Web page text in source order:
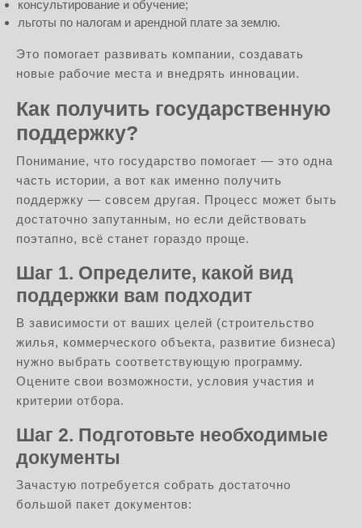
консультирование и обучение;
льготы по налогам и арендной плате за землю.
Это помогает развивать компании, создавать
новые рабочие места и внедрять инновации.
Как получить государственную
поддержку?
Понимание, что государство помогает — это одна
часть истории, а вот как именно получить
поддержку — совсем другая. Процесс может быть
достаточно запутанным, но если действовать
поэтапно, всё станет гораздо проще.
Шаг 1. Определите, какой вид
поддержки вам подходит
В зависимости от ваших целей (строительство
жилья, коммерческого объекта, развитие бизнеса)
нужно выбрать соответствующую программу.
Оцените свои возможности, условия участия и
критерии отбора.
Шаг 2. Подготовьте необходимые
документы
Зачастую потребуется собрать достаточно
большой пакет документов: